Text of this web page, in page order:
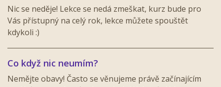
Nic se neděje! Lekce se nedá zmeškat, kurz bude pro
Vás přístupný na celý rok, lekce můžete spouštět
kdykoli :)
Co když nic neumím?
Nemějte obavy! Často se věnujeme právě začínajícím